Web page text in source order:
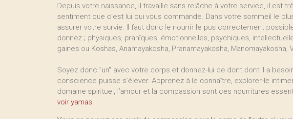
Depuis votre naissance, il travaille sans relâche à votre service, il est
sentiment que c’est lui qui vous commande. Dans votre sommeil le
assurer votre survie. Il faut donc le nourrir le pus correctement
donnez ; physiques, pranîques, émotionnelles, psychiques,
gaines ou Koshas, Anamayakosha, Pranamayakosha, Manomayakosha,
Soyez donc "un" avec votre corps et donnez-lui ce dont dont il a
conscience puisse s’élever. Apprenez à le connaître, explorer-le
domaine spirituel, l’amour et la compassion sont ces nourritures
voir yamas.